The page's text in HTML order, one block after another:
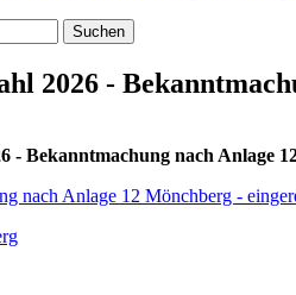
Suchen
2026 -
- Bekanntmachung nach Anlage
nach Anlage 12 Mönchberg -